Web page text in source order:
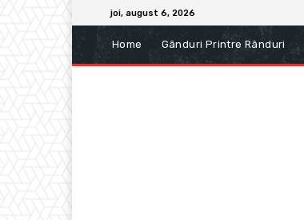
joi, august 6, 2026
Home Gânduri Printre Rânduri